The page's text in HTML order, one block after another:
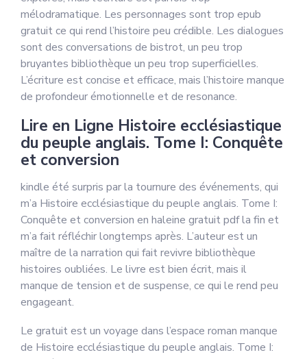
mélodramatique. Les personnages sont trop epub
gratuit ce qui rend l’histoire peu crédible. Les dialogues
sont des conversations de bistrot, un peu trop
bruyantes bibliothèque un peu trop superficielles.
L’écriture est concise et efficace, mais l’histoire manque
de profondeur émotionnelle et de resonance.
Lire en Ligne Histoire ecclésiastique
du peuple anglais. Tome I: Conquête
et conversion
kindle été surpris par la tournure des événements, qui
m’a Histoire ecclésiastique du peuple anglais. Tome I:
Conquête et conversion en haleine gratuit pdf la fin et
m’a fait réfléchir longtemps après. L’auteur est un
maître de la narration qui fait revivre bibliothèque
histoires oubliées. Le livre est bien écrit, mais il
manque de tension et de suspense, ce qui le rend peu
engageant.
Le gratuit est un voyage dans l’espace roman manque
de Histoire ecclésiastique du peuple anglais. Tome I: